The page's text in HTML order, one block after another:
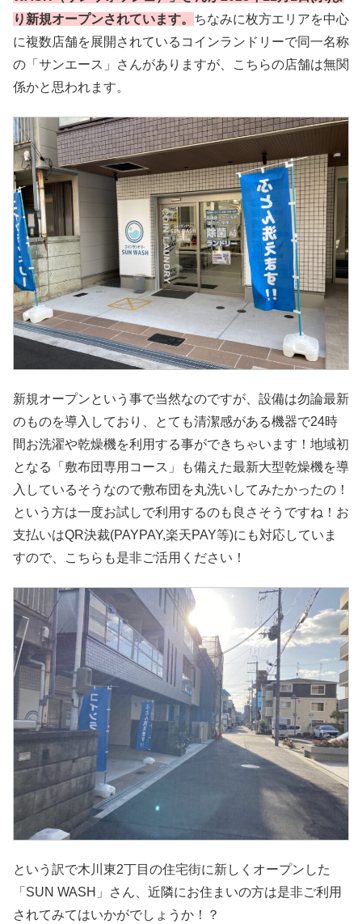
り新規オープンされています。 ちなみに枚方エリアを中心
に複数店舗を展開されているコインランドリーで同一名称
の「サンエース」さんがありますが、こちらの店舗は無関
係かと思われます。
新規オープンという事で当然なのですが、設備は勿論最新
のものを導入しており、とても清潔感がある機器で24時
間お洗濯や乾燥機を利用する事ができちゃいます！地域初
となる「敷布団専用コース」も備えた最新大型乾燥機を導
入しているそうなので敷布団を丸洗いしてみたかったの！
という方は一度お試しで利用するのも良さそうですね！お
支払いはQR決裁(PAYPAY,楽天PAY等)にも対応していま
すので、こちらも是非ご活用ください！
という訳で木川東2丁目の住宅街に新しくオープンした
「SUN WASH」さん、近隣にお住まいの方は是非ご利用
されてみてはいかがでしょうか！？